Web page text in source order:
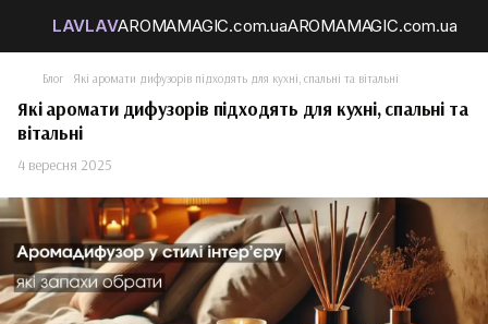
Блог Які аромати дифузорів підходять для кухні, спальні та вітальні
Які аромати дифузорів підходять для кухні, спальні та
вітальні
4 вересня 2025